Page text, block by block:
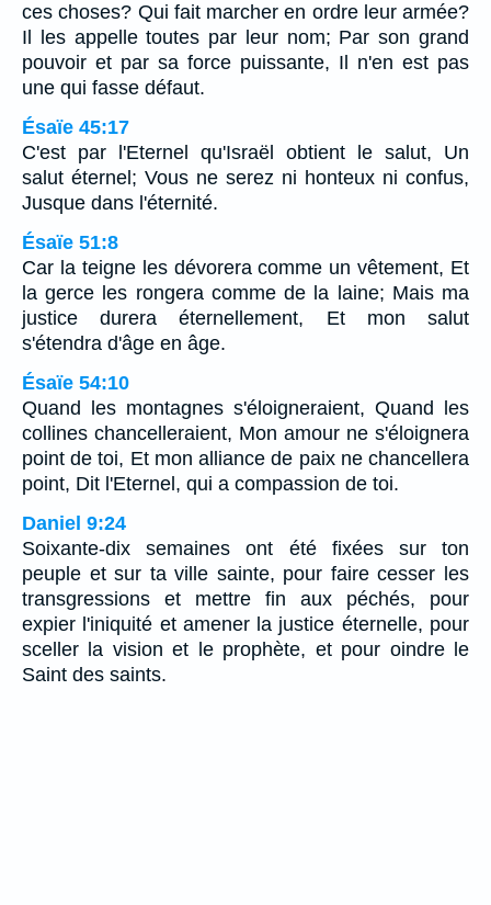
ces choses? Qui fait marcher en ordre leur armée?
Il les appelle toutes par leur nom; Par son grand
pouvoir et par sa force puissante, Il n'en est pas
une qui fasse défaut.
Ésaïe 45:17
C'est par l'Eternel qu'Israël obtient le salut, Un
salut éternel; Vous ne serez ni honteux ni confus,
Jusque dans l'éternité.
Ésaïe 51:8
Car la teigne les dévorera comme un vêtement, Et
la gerce les rongera comme de la laine; Mais ma
justice durera éternellement, Et mon salut
s'étendra d'âge en âge.
Ésaïe 54:10
Quand les montagnes s'éloigneraient, Quand les
collines chancelleraient, Mon amour ne s'éloignera
point de toi, Et mon alliance de paix ne chancellera
point, Dit l'Eternel, qui a compassion de toi.
Daniel 9:24
Soixante-dix semaines ont été fixées sur ton
peuple et sur ta ville sainte, pour faire cesser les
transgressions et mettre fin aux péchés, pour
expier l'iniquité et amener la justice éternelle, pour
sceller la vision et le prophète, et pour oindre le
Saint des saints.